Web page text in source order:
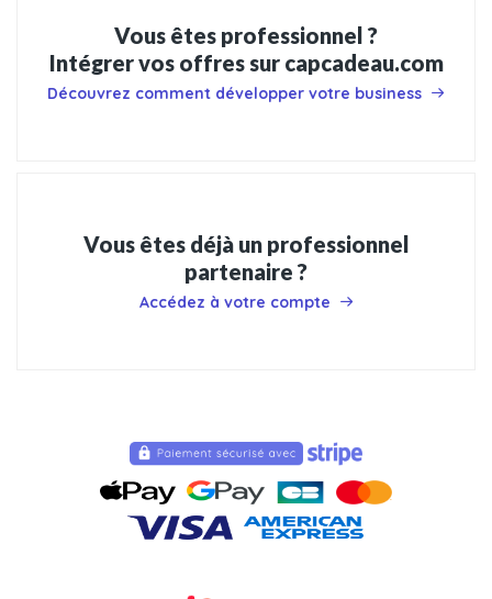
Vous êtes professionnel ?
Intégrer vos offres sur capcadeau.com
Découvrez comment développer votre business
Vous êtes déjà un professionnel
partenaire ?
Accédez à votre compte